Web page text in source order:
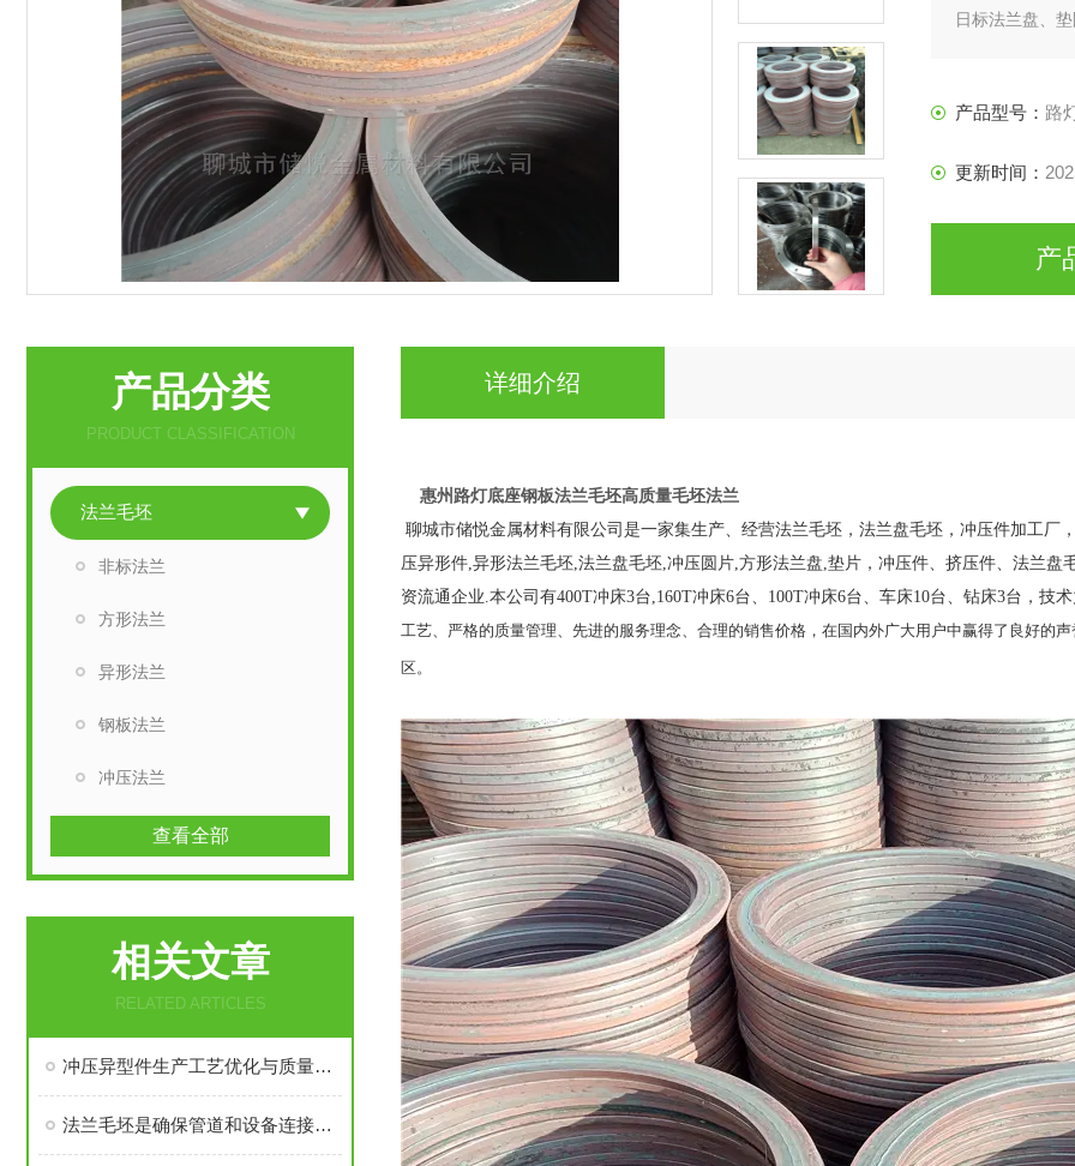
日标法兰盘、
产品型号： 路
更新时间：
产
详细介绍
惠州路灯底座钢板法兰毛坯高质量毛坯法兰
聊城市储悦金属材料有限公司是一家集生产、经营法兰毛坯，法兰盘毛坯，冲压件加工
压异形件,异形法兰毛坯,法兰盘毛坯,冲压圆片,方形法兰盘,垫片，冲压件、挤压件、法兰
资流通企业.本公司有400T冲床3台,160T冲床6台、100T冲床6台、车床10台、钻床3台，技
工艺、严格的质量管理、先进的服务理念、合理的销售价格，在国内外广大用户中赢得了良好的
区。
产品分类
PRODUCT CLASSIFICATION
法兰毛坯
非标法兰
方形法兰
异形法兰
钢板法兰
冲压法兰
查看全部
相关文章
RELATED ARTICLES
冲压异型件生产工艺优化与质量控制
法兰毛坯是确保管道和设备连接密封性、承载力的基础